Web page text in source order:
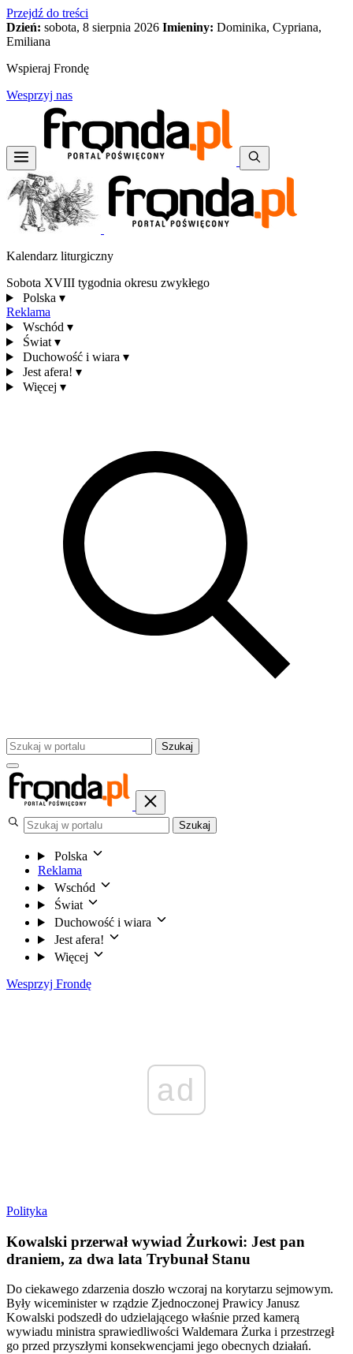
Przejdź do treści
Dzień: sobota, 8 sierpnia 2026 Imieniny: Dominika, Cypriana,
Emiliana
Wspieraj Frondę
Wesprzyj nas
Kalendarz liturgiczny
Sobota XVIII tygodnia okresu zwykłego
Polska ▾
Reklama
Wschód ▾
Świat ▾
Duchowość i wiara ▾
Jest afera! ▾
Więcej ▾
Szukaj
Szukaj
Polska
Reklama
Wschód
Świat
Duchowość i wiara
Jest afera!
Więcej
Wesprzyj Frondę
ad
Polityka
Kowalski przerwał wywiad Żurkowi: Jest pan
draniem, za dwa lata Trybunał Stanu
Do ciekawego zdarzenia doszło wczoraj na korytarzu sejmowym.
Były wiceminister w rządzie Zjednoczonej Prawicy Janusz
Kowalski podszedł do udzielającego właśnie przed kamerą
wywiadu ministra sprawiedliwości Waldemara Żurka i przestrzegł
go przed przyszłymi konsekwencjami jego obecnych działań.